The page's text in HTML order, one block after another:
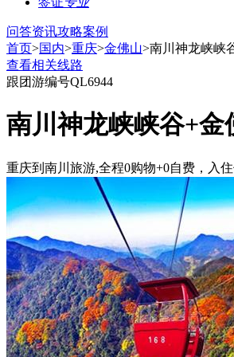
问答资讯攻略案例
首页>国内>重庆>金佛山>南川神龙峡峡
查看相关线路
跟团游编号QL6944
南川神龙峡峡谷+
重庆到南川旅游,全程0购物+0自费，入